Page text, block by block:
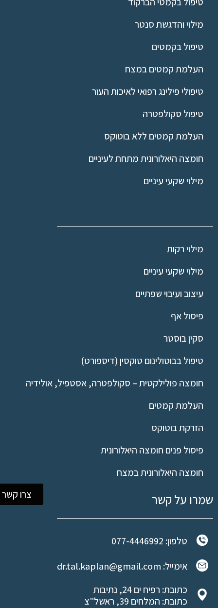
צרו קשר
מילוי והדגשת סנטר
טיפול בקמטים
העלמת קמטים במצח
טיפולי פילינג רפואי לאיכות העור
טיפול סקולפטרה
העלמת קמטים ללא בוטוקס
חומצה היאלורונית מתחת לעיניים
מילוי שקעי עיניים
מילוי רקות
מילוי שקעי עיניים
עיצוב ועיבוי שפתיים
פיסול אף
סקין בוסטר
טיפול בבוטולינום טוקסין (דיספורט)
חומצה פולילקטית – סקולפטרה, אסטפיל, אולידיה
העלמת קמטים
הזרקת בוטוקס
פיסול פנים חומצה היאלורונית
חומצה היאלורונית במצח
שמרו על קשר
טלפון: 077-4446992
אימייל: dr.tal.kaplan@gmail.com
כתובת: רפיח ים 24, נתיבות
כתובת: המלחים 39, ראשל"צ